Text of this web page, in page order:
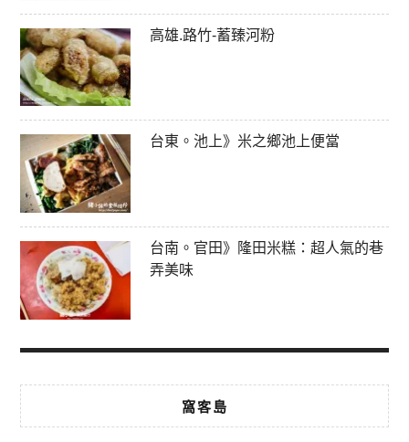
高雄.路竹-蓄臻河粉
台東。池上》米之鄉池上便當
台南。官田》隆田米糕：超人氣的巷
弄美味
窩客島